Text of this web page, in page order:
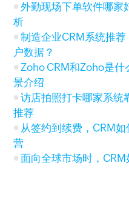
外勤现场下单软件哪家
析
制造企业CRM系统推
户数据？
Zoho CRM和Zoho是
景介绍
访店拍照打卡哪家系统
推荐
从签约到续费，CRM
营
面向全球市场时，